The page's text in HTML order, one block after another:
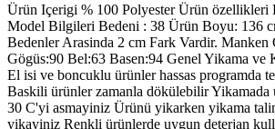
Ürün Içerigi % 100 Polyester Ürün özellikleri
Model Bilgileri Bedeni : 38 Ürün Boyu: 136
Bedenler Arasinda 2 cm Fark Vardir.
Gögüs:90 Bel:63 Basen:94 Genel Yikama ve
El isi ve boncuklu ürünler hassas programda
Baskili ürünler zamanla dökülebilir Yikamada
30 C'yi asmayiniz Ürünü yikarken yikama
yikayiniz Renkli ürünlerde uygun deterjan